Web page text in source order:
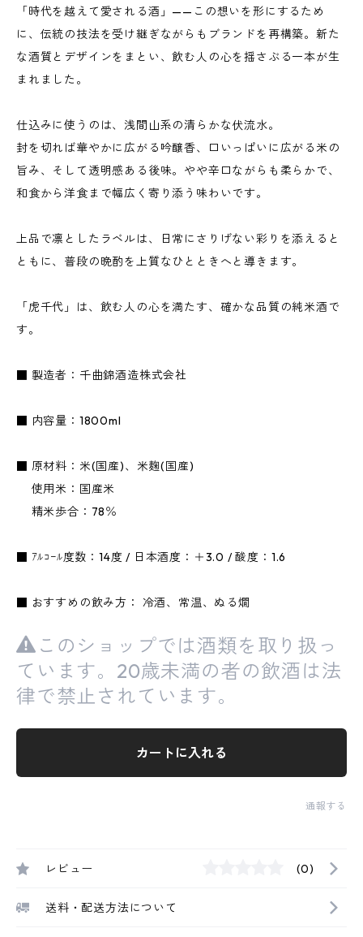
「時代を越えて愛される酒」——この想いを形にするため
に、伝統の技法を受け継ぎながらもブランドを再構築。新た
な酒質とデザインをまとい、飲む人の心を揺さぶる一本が生
まれました。
仕込みに使うのは、浅間山系の清らかな伏流水。
封を切れば華やかに広がる吟醸香、口いっぱいに広がる米の
旨み、そして透明感ある後味。やや辛口ながらも柔らかで、
和食から洋食まで幅広く寄り添う味わいです。
上品で凛としたラベルは、日常にさりげない彩りを添えると
ともに、普段の晩酌を上質なひとときへと導きます。
「虎千代」は、飲む人の心を満たす、確かな品質の純米酒で
す。
■ 製造者：千曲錦酒造株式会社
■ 内容量：1800ml
■ 原材料：米(国産)、米麹(国産)
使用米：国産米
精米歩合：78％
■ ｱﾙｺｰﾙ度数：14度 / 日本酒度：＋3.0 / 酸度：1.6
■ おすすめの飲み方： 冷酒、常温、ぬる燗
このショップでは酒類を取り扱っ
ています。20歳未満の者の飲酒は法
律で禁止されています。
カートに入れる
通報する
レビュー (0)
送料・配送方法について